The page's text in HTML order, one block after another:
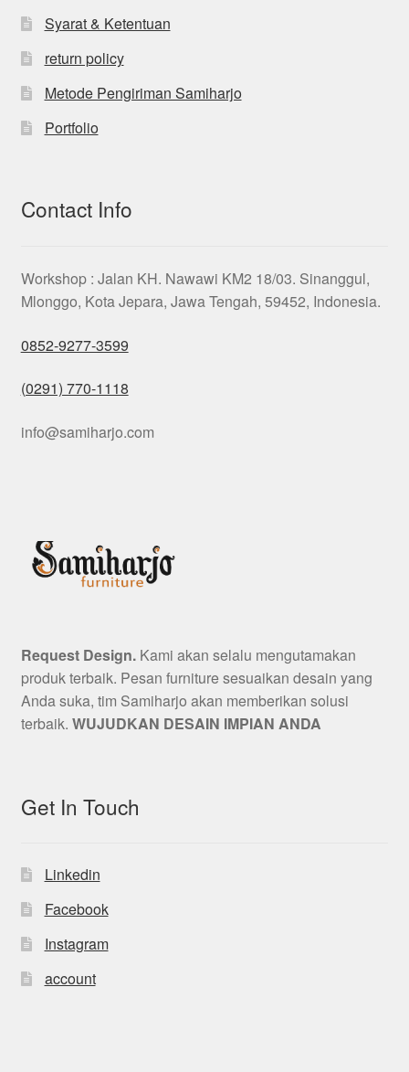
Syarat & Ketentuan
return policy
Metode Pengiriman Samiharjo
Portfolio
Contact Info
Workshop : Jalan KH. Nawawi KM2 18/03. Sinanggul,
Mlonggo, Kota Jepara, Jawa Tengah, 59452, Indonesia.
0852-9277-3599
(0291) 770-1118
info@samiharjo.com
Request Design.Kami akan selalu mengutamakan
produk terbaik. Pesan furniture sesuaikan desain yang
Anda suka, tim Samiharjo akan memberikan solusi
terbaik. WUJUDKAN DESAIN IMPIAN ANDA
Get In Touch
Linkedin
Facebook
Instagram
account